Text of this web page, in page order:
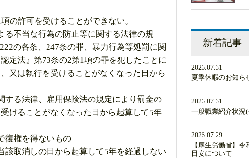
の許可を受けることができない。
不当な行為の防止等に関する法律の規
の各条、247条の罪、暴力行為等処罰に関
定法』第73条の2第1項の罪を犯したことに
又は執行を受けることがなくなった日から
る法律、雇用保険法の規定により罰金の
けることがなくなった日から起算して5年
復権を得ないもの
取消しの日から起算して5年を経過しない
新着記事
2026.07.31
夏季休暇のお知ら
2026.07.31
一般職業紹介状況
2026.07.29
【厚生労働省】
目安について